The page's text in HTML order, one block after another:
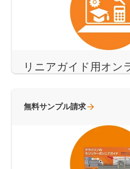
リニアガイド用オン
無料サンプル請求